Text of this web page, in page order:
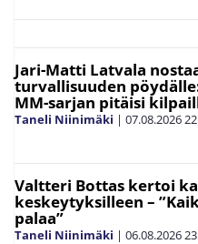
Jari-Matti Latvala
turvallisuuden
MM-sarjan pitäisi
Taneli Niinimäki | 07.08.2026
Valtteri Bottas kertoi
keskeytyksilleen –
palaa”
Taneli Niinimäki | 06.08.2026